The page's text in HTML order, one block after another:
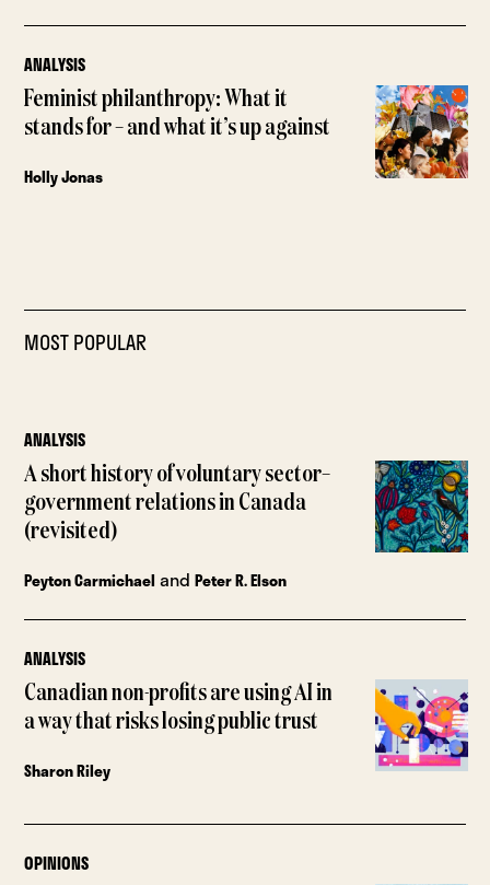
ANALYSIS
Feminist philanthropy: What it
stands for – and what it’s up against
Holly Jonas
MOST POPULAR
ANALYSIS
A short history of voluntary sector–
government relations in Canada
(revisited)
Peyton Carmichael andPeter R. Elson
ANALYSIS
Canadian non-profits are using AI in
a way that risks losing public trust
Sharon Riley
OPINIONS